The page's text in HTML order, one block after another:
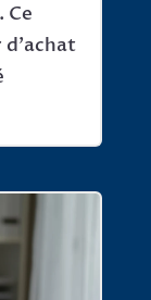
Ce
d'achat